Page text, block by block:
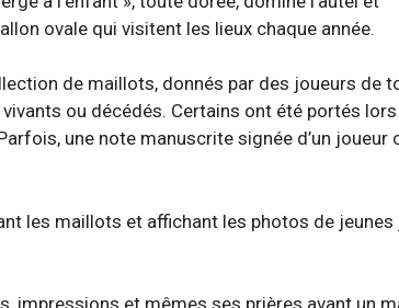
ovale qui visitent les lieux chaque année.
de maillots, donnés par des joueurs de
ou décédés. Certains ont été portés
une note manuscrite signée d’un joueur
les maillots et affichant les photos de